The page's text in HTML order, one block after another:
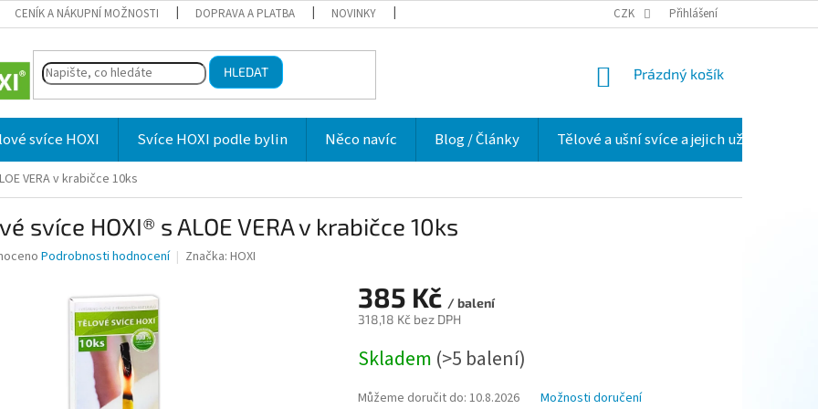
CENÍK A NÁKUPNÍ MOŽNOSTI DOPRAVA A PLATBA NOVINKY HODNOCENÍ OBCHODU O NÁS
CZK Přihlášení
HLEDAT
NÁKUPNÍ
Prázdný košík
svíce HOXI Svíce HOXI podle bylin Něco navíc Blog / Články Tělové a ušní svíce a jejich užití v praxi
VERA v krabičce 10ks
svíce HOXI® s ALOE VERA v krabičce 10ks
Podrobnosti hodnocení Značka: HOXI
385 Kč / balení
318,18 Kč bez DPH
cena:
Skladem (>5 balení)
Můžeme doručit do: 10.8.2026 Možnosti doručení